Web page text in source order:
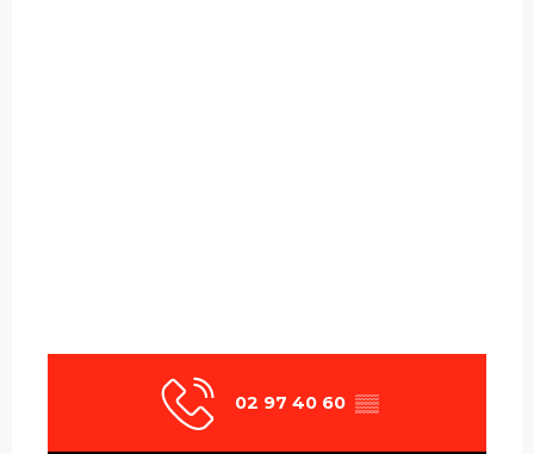
02 97 40 60 ▒▒